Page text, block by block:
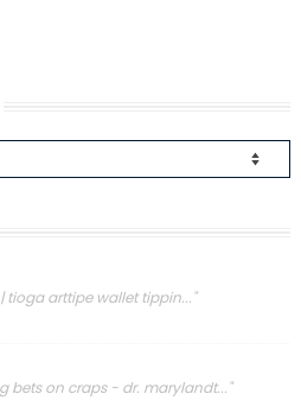
tioga arttipe wallet tippin..."
bets on craps - dr. marylandt..."